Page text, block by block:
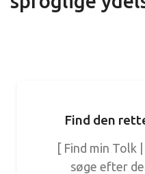
Find den
[ Find min Tolk
søge efter